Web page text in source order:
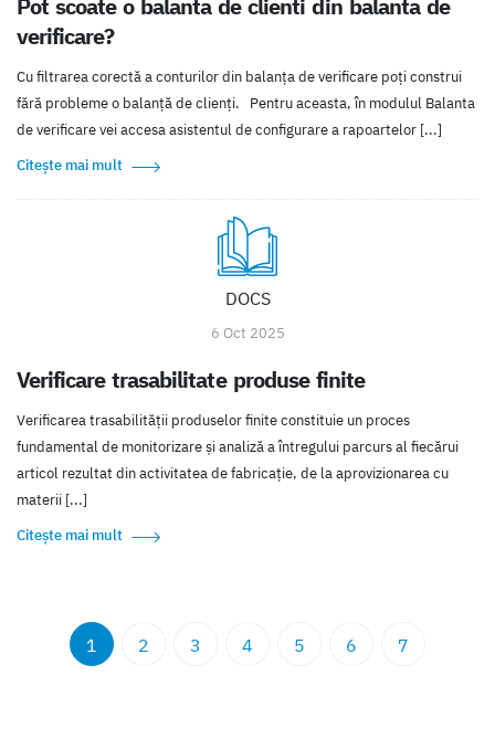
Pot scoate o balanta de clienti din balanta de
verificare?
Cu filtrarea corectă a conturilor din balanța de verificare poți construi
fără probleme o balanță de clienți. Pentru aceasta, în modulul Balanta
de verificare vei accesa asistentul de configurare a rapoartelor [...]
Citește mai mult
DOCS
6 Oct 2025
Verificare trasabilitate produse finite
Verificarea trasabilității produselor finite constituie un proces
fundamental de monitorizare și analiză a întregului parcurs al fiecărui
articol rezultat din activitatea de fabricație, de la aprovizionarea cu
materii [...]
Citește mai mult
1 2 3 4 5 6 7